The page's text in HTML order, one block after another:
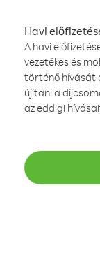
Havi
A havi
vezetékes és
történő hívását
újítani a
az eddigi